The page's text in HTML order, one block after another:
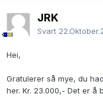
JRK
Svart
Hei,
Gratulerer så mye, du
her. Kr. 23.000,- Det er å